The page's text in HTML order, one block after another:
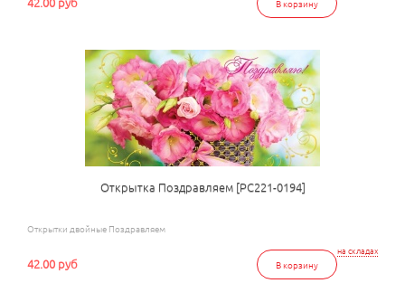
В корзину
Открытка Поздравляем [РС221-0194]
Открытки двойные Поздравляем
на складах
В корзину
42.00 руб